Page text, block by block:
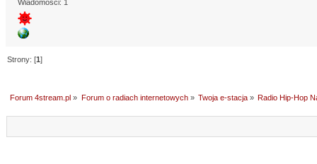
Wiadomości: 1
Strony: [1]
Forum 4stream.pl » Forum o radiach internetowych» Twoja e-stacja» Radio Hip-Hop